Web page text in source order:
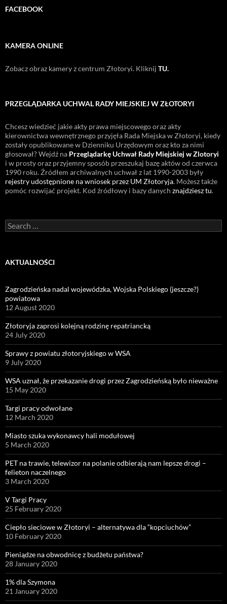
FACEBOOK
KAMERA ONLINE
Zobacz obraz kamery z centrum Złotoryi. Kliknij TU.
PRZEGLĄDARKA UCHWAL RADY MIEJSKIEJ W ZŁOTORYI
Chcesz wiedzieć jakie akty prawa miejscowego oraz akty
kierownictwa wewnętrznego przyjęła Rada Miejska w Złotoryi, kiedy
zostały opublikowane w Dzienniku Urzędowym oraz kto za nimi
głosował? Wejdź na Przeglądarkę Uchwał Rady Miejskiej w Zlotoryi
i w prosty oraz przyjemny sposób przeszukaj bazę aktów od czerwca
1990 roku. Źródłem archiwalnych uchwał z lat 1990-2003 były
rejestry udostępnione na wniosek przez UM Złotoryja. Możesz także
pomóc rozwijać projekt. Kod źródłowy i bazy danych znajdziesz tu.
Search
for:
AKTUALNOŚCI
Zagrodzieńska nadal wojewódzka, Wojska Polskiego (jeszcze?)
powiatowa
12 August 2020
Złotoryja zaprosi kolejną rodzinę repatriancką
24 July 2020
Sprawy z powiatu złotoryjskiego w WSA
9 July 2020
WSA uznał, że przekazanie drogi przez Zagrodzieńską było nieważne
15 May 2020
Targi pracy odwołane
12 March 2020
Miasto szuka wykonawcy hali modułowej
5 March 2020
PET na trawie, telewizor na polanie odbierają nam lepsze drogi –
felieton naczelnego
3 March 2020
V Targi Pracy
25 February 2020
Ciepło sieciowe w Złotoryi – alternatywa dla “kopciuchów”
10 February 2020
Pieniądze na obwodnicę z budżetu państwa?
28 January 2020
1% dla Szymona
21 January 2020